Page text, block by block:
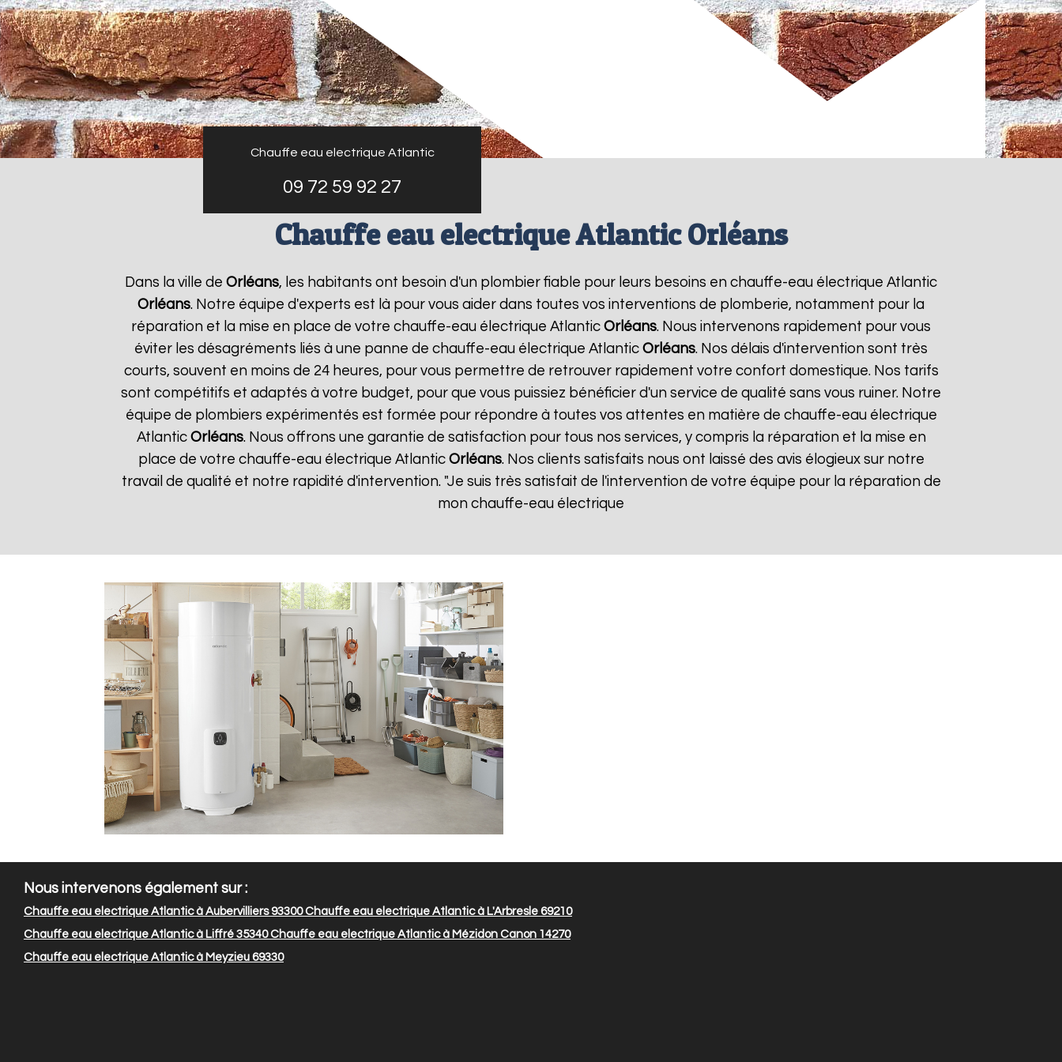
Chauffe eau electrique Atlantic
09 72 59 92 27
Chauffe eau electrique Atlantic Orléans
Dans la ville de Orléans, les habitants ont besoin d'un plombier fiable pour leurs besoins en chauffe-eau électrique Atlantic
Orléans. Notre équipe d'experts est là pour vous aider dans toutes vos interventions de plomberie, notamment pour la
réparation et la mise en place de votre chauffe-eau électrique Atlantic Orléans. Nous intervenons rapidement pour vous
éviter les désagréments liés à une panne de chauffe-eau électrique Atlantic Orléans. Nos délais d'intervention sont très
courts, souvent en moins de 24 heures, pour vous permettre de retrouver rapidement votre confort domestique. Nos tarifs
sont compétitifs et adaptés à votre budget, pour que vous puissiez bénéficier d'un service de qualité sans vous ruiner. Notre
équipe de plombiers expérimentés est formée pour répondre à toutes vos attentes en matière de chauffe-eau électrique
Atlantic Orléans. Nous offrons une garantie de satisfaction pour tous nos services, y compris la réparation et la mise en
place de votre chauffe-eau électrique Atlantic Orléans. Nos clients satisfaits nous ont laissé des avis élogieux sur notre
travail de qualité et notre rapidité d'intervention. "Je suis très satisfait de l'intervention de votre équipe pour la réparation de
mon chauffe-eau électrique
Nous intervenons également sur :
Chauffe eau electrique Atlantic à Aubervilliers 93300Chauffe eau electrique Atlantic à L'Arbresle 69210
Chauffe eau electrique Atlantic à Liffré 35340Chauffe eau electrique Atlantic à Mézidon Canon 14270
Chauffe eau electrique Atlantic à Meyzieu 69330